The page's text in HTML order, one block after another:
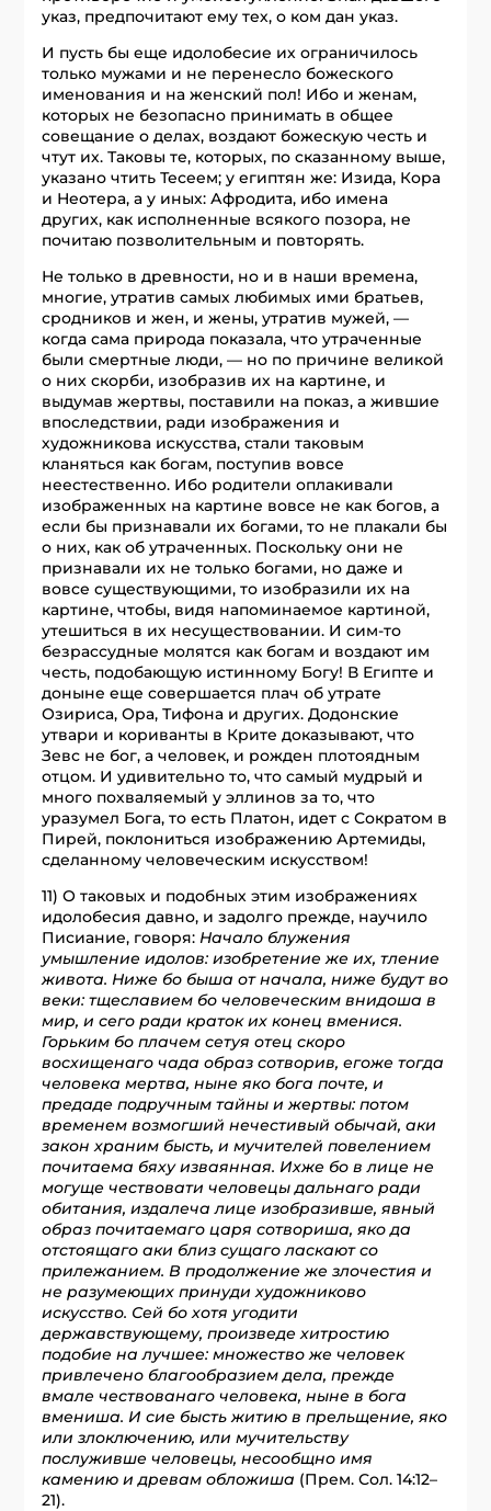
указ, предпочитают ему тех, о ком дан указ.
И пусть бы еще идолобесие их ограничилось
только мужами и не перенесло божеского
именования и на женский пол! Ибо и женам,
которых не безопасно принимать в общее
совещание о делах, воздают божескую честь и
чтут их. Таковы те, которых, по сказанному выше,
указано чтить Тесеем; у египтян же: Изида, Кора
и Неотера, а у иных: Афродита, ибо имена
других, как исполненные всякого позора, не
почитаю позволительным и повторять.
Не только в древности, но и в наши времена,
многие, утратив самых любимых ими братьев,
сродников и жен, и жены, утратив мужей, —
когда сама природа показала, что утраченные
были смертные люди, — но по причине великой
о них скорби, изобразив их на картине, и
выдумав жертвы, поставили на показ, а жившие
впоследствии, ради изображения и
художникова искусства, стали таковым
кланяться как богам, поступив вовсе
неестественно. Ибо родители оплакивали
изображенных на картине вовсе не как богов, а
если бы признавали их богами, то не плакали бы
о них, как об утраченных. Поскольку они не
признавали их не только богами, но даже и
вовсе существующими, то изобразили их на
картине, чтобы, видя напоминаемое картиной,
утешиться в их несуществовании. И сим-то
безрассудные молятся как богам и воздают им
честь, подобающую истинному Богу! В Египте и
доныне еще совершается плач об утрате
Озириса, Ора, Тифона и других. Додонские
утвари и кориванты в Крите доказывают, что
Зевс не бог, а человек, и рожден плотоядным
отцом. И удивительно то, что самый мудрый и
много похваляемый у эллинов за то, что
уразумел Бога, то есть Платон, идет с Сократом в
Пирей, поклониться изображению Артемиды,
сделанному человеческим искусством!
11) О таковых и подобных этим изображениях
идолобесия давно, и задолго прежде, научило
Писиание, говоря:Начало блужения
умышление идолов: изобретение же их, тление
живота. Ниже бо быша от начала, ниже будут во
веки: тщеславием бо человеческим внидоша в
мир, и сего ради краток их конец вменися.
Горьким бо плачем сетуя отец скоро
восхищенаго чада образ сотворив, егоже тогда
человека мертва, ныне яко бога почте, и
предаде подручным тайны и жертвы: потом
временем возмогший нечестивый обычай, аки
закон храним бысть, и мучителей повелением
почитаема бяху изваянная. Ихже бо в лице не
могуще чествовати человецы дальнаго ради
обитания, издалеча лице изобразивше, явный
образ почитаемаго царя сотвориша, яко да
отстоящаго аки близ сущаго ласкают со
прилежанием. В продолжение же злочестия и
не разумеющих принуди художниково
искусство. Сей бо хотя угодити
державствующему, произведе хитростию
подобие на лучшее: множество же человек
привлечено благообразием дела, прежде
вмале чествованаго человека, ныне в бога
вмениша. И сие бысть житию в прельщение, яко
или злоключению, или мучительству
послуживше человецы, несообщно имя
камению и древам обложиша (Прем. Сол. 14:12–
21).